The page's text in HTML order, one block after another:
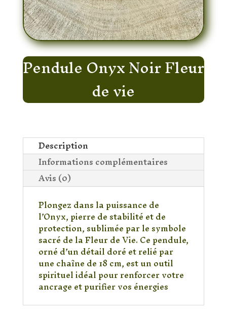
Pendule Onyx Noir Fleur
de vie
Description
Informations complémentaires
Avis (0)
Plongez dans la puissance de
l’Onyx, pierre de stabilité et de
protection, sublimée par le symbole
sacré de la Fleur de Vie. Ce pendule,
orné d’un détail doré et relié par
une chaîne de 18 cm, est un outil
spirituel idéal pour renforcer votre
ancrage et purifier vos énergies